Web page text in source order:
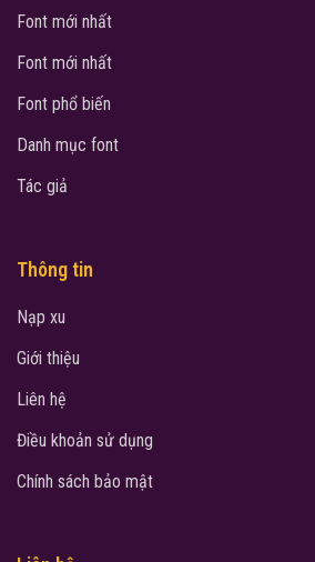
Font mới nhất
Font mới nhất
Font phổ biến
Danh mục font
Tác giả
Thông tin
Nạp xu
Giới thiệu
Liên hệ
Điều khoản sử dụng
Chính sách bảo mật